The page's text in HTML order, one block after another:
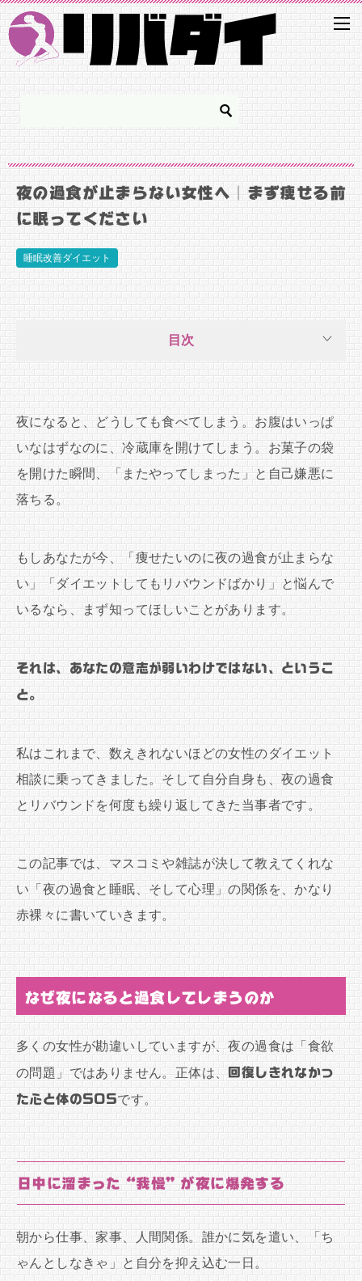
夜の過食が止まらない女性へ｜まず痩せる前
に眠ってください
睡眠改善ダイエット
目次
夜になると、どうしても食べてしまう。お腹はいっぱ
いなはずなのに、冷蔵庫を開けてしまう。お菓子の袋
を開けた瞬間、「またやってしまった」と自己嫌悪に
落ちる。
もしあなたが今、「痩せたいのに夜の過食が止まらな
い」「ダイエットしてもリバウンドばかり」と悩んで
いるなら、まず知ってほしいことがあります。
それは、あなたの意志が弱いわけではない、というこ
と。
私はこれまで、数えきれないほどの女性のダイエット
相談に乗ってきました。そして自分自身も、夜の過食
とリバウンドを何度も繰り返してきた当事者です。
この記事では、マスコミや雑誌が決して教えてくれな
い「夜の過食と睡眠、そして心理」の関係を、かなり
赤裸々に書いていきます。
なぜ夜になると過食してしまうのか
多くの女性が勘違いしていますが、夜の過食は「食欲
の問題」ではありません。正体は、
回復しきれなかっ
た心と体のSOSです。
日中に溜まった“我慢”が夜に爆発する
朝から仕事、家事、人間関係。誰かに気を遣い、「ち
ゃんとしなきゃ」と自分を抑え込む一日。